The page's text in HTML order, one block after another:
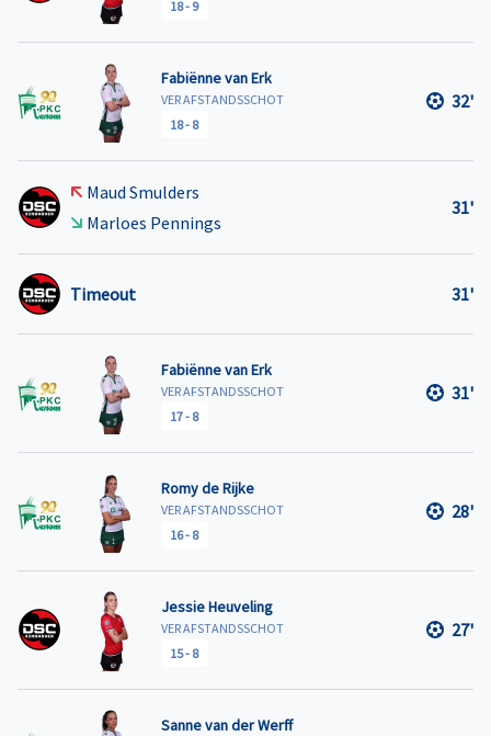
18- 9
Fabiënne van Erk
VER AFSTANDSSCHOT
18- 8
32'
Maud Smulders
Marloes Pennings
31'
Timeout 31'
Fabiënne van Erk
VER AFSTANDSSCHOT
17- 8
31'
Romy de Rijke
VER AFSTANDSSCHOT
16- 8
28'
Jessie Heuveling
VER AFSTANDSSCHOT
15- 8
27'
Sanne van der Werff